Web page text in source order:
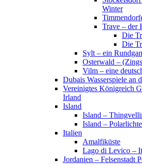
Winter
Trave – der
Die
Die
Sylt – ein
Osterwald –
Vilm – eine
Dubais Wasserspiele an
Vereinigtes Königreich
Irland
Island
Island –
Island –
Italien
Amalfiküste
Lago di Levico –
Jordanien – Felsenstadt